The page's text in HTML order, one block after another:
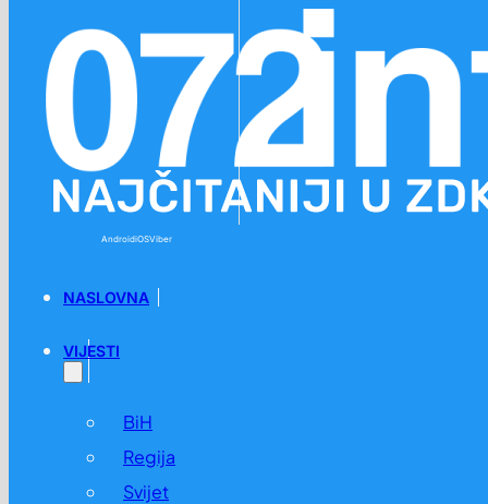
AndroidiOSViber
NASLOVNA
VIJESTI
BiH
Regija
Svijet